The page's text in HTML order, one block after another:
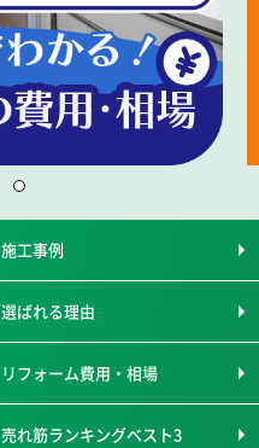
施工事例
選ばれる理由
リフォーム費用・相場
売れ筋ランキングベスト3